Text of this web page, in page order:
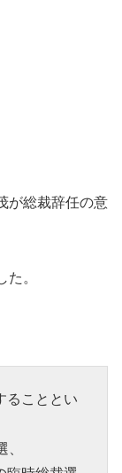
が総裁辞任の意
。
ることとい